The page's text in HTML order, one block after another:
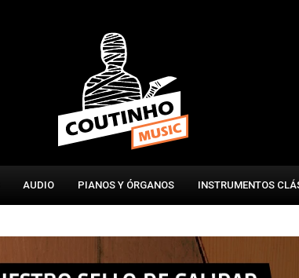
AUDIO PIANOS Y ÓRGANOS INSTRUMENTOS